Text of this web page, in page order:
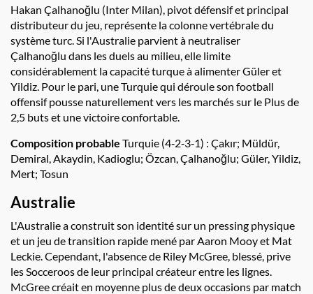
Hakan Çalhanoğlu (Inter Milan), pivot défensif et principal
distributeur du jeu, représente la colonne vertébrale du
système turc. Si l'Australie parvient à neutraliser
Çalhanoğlu dans les duels au milieu, elle limite
considérablement la capacité turque à alimenter Güler et
Yildiz. Pour le pari, une Turquie qui déroule son football
offensif pousse naturellement vers les marchés sur le Plus de
2,5 buts et une victoire confortable.
Composition probable Turquie (4‑2‑3‑1) : Çakır; Müldür,
Demiral, Akaydin, Kadioglu; Özcan, Çalhanoğlu; Güler, Yildiz,
Mert; Tosun
Australie
L'Australie a construit son identité sur un pressing physique
et un jeu de transition rapide mené par Aaron Mooy et Mat
Leckie. Cependant, l'absence de Riley McGree, blessé, prive
les Socceroos de leur principal créateur entre les lignes.
McGree créait en moyenne plus de deux occasions par match